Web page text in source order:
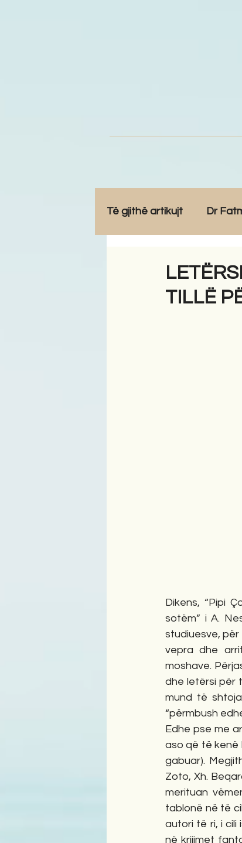
Të gjithë artikujt Dr
Antologji Poezi
TILLË
Dikens, “Pipi
sotëm” i A.
studiuesve,
vepra dhe
moshave.
dhe letërsi për
mund të
“përmbush
Edhe pse me
aso që të kenë
gabuar).
Zoto, Xh.
merituan
tablonë në të
autori të ri, i
në krijimet